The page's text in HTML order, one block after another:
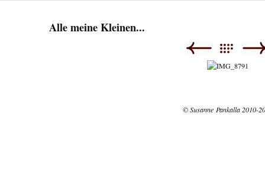
Alle meine Kleinen...
© Susanne Pankalla 2010-